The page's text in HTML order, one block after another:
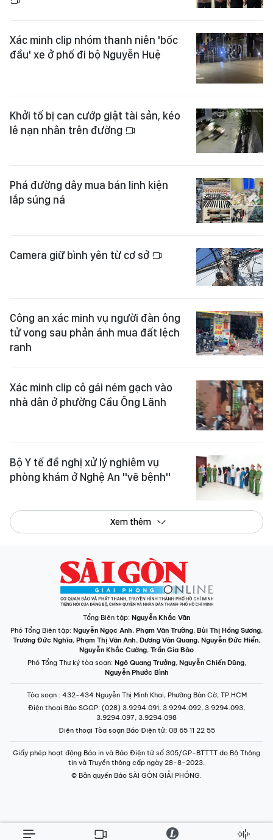
Xác minh clip nhóm thanh niên 'bốc
đầu' xe ở phố đi bộ Nguyễn Huệ
Khởi tố bị can cướp giật tài sản, kéo
lê nạn nhân trên đường
Phá đường dây mua bán linh kiện
lắp súng ná
Camera giữ bình yên từ cơ sở
Công an xác minh vụ người đàn ông
tử vong sau phản ánh mua đất lệch
ranh
Xác minh clip cô gái ném gạch vào
nhà dân ở phường Cầu Ông Lãnh
Bộ Y tế đề nghị xử lý nghiêm vụ
phòng khám ở Nghệ An "vẽ bệnh"
Xem thêm
Tổng Biên tập: Nguyễn Khắc Văn
Phó Tổng Biên tập: Nguyễn Ngọc Anh, Phạm Văn Trường, Bùi Thị Hồng Sương,
Trương Đức Nghĩa, Phạm Thị Vân Anh, Dương Văn Quang, Nguyễn Đức Hiển,
Nguyễn Khắc Cường, Trần Gia Bảo
Phó Tổng Thư ký tòa soạn: Ngô Quang Trưởng, Nguyễn Chiến Dũng,
Nguyễn Phước Bình
Tòa soạn : 432-434 Nguyễn Thị Minh Khai, Phường Bàn Cờ, TP.HCM
Điện thoại Báo SGGP: (028) 3.9294.091, 3.9294.092, 3.9294.093,
3.9294.097, 3.9294.098
Điện thoại Tòa soạn Báo Điện tử: 08 65 11 22 55
Giấy phép hoạt động Báo in và Báo Điện tử số 305/GP-BTTTT do Bộ Thông
tin và Truyền thông cấp ngày 28-8-2023.
© Bản quyền Báo SÀI GÒN GIẢI PHÓNG.